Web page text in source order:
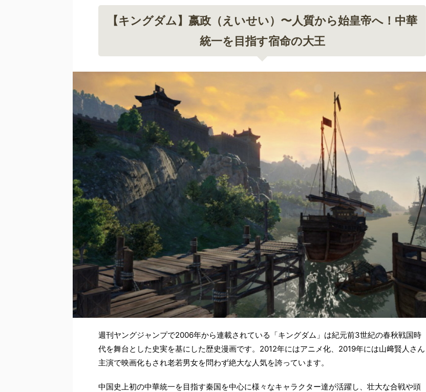
【キングダム】嬴政（えいせい）〜人質から始皇帝へ！中華
統一を目指す宿命の大王
週刊ヤングジャンプで2006年から連載されている「キングダム」は紀元前3世紀の春秋戦国時
代を舞台とした史実を基にした歴史漫画です。2012年にはアニメ化、2019年には山﨑賢人さん
主演で映画化もされ老若男女を問わず絶大な人気を誇っています。
中国史上初の中華統一を目指す秦国を中心に様々なキャラクター達が活躍し、壮大な合戦や頭